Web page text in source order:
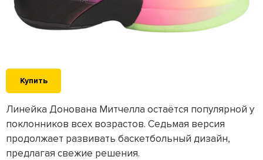
Купить
Линейка Донована Митчелла остаётся популярной у
поклонников всех возрастов. Седьмая версия
продолжает развивать баскетбольный дизайн,
предлагая свежие решения.